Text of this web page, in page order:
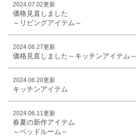
2024.07.02更新
価格見直しました
～リビングアイテム～
2024.06.27更新
価格見直しました～キッチンアイテム～
2024.06.20更新
キッチンアイテム
2024.06.11更新
春夏の新作アイテム
～ベッドルーム～